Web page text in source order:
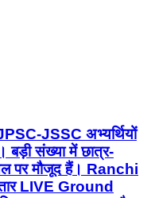
JSSC अभ्यर्थियों
बड़ी संख्या में छात्र-
पर मौजूद हैं। Ranchi
LIVE Ground